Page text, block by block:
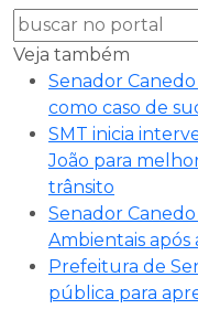
Veja também
Senador
como caso de
SMT inicia
João para
trânsito
Senador
Ambientais após
Prefeitura de
pública para